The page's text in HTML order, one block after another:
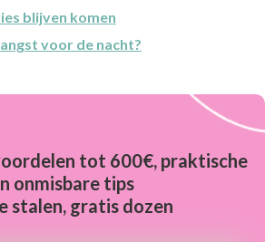
blijven komen
voor de nacht?
tot 600€, praktische
onmisbare tips
stalen, gratis dozen